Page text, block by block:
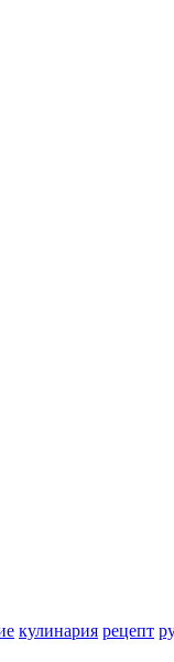
кулинария рецепт